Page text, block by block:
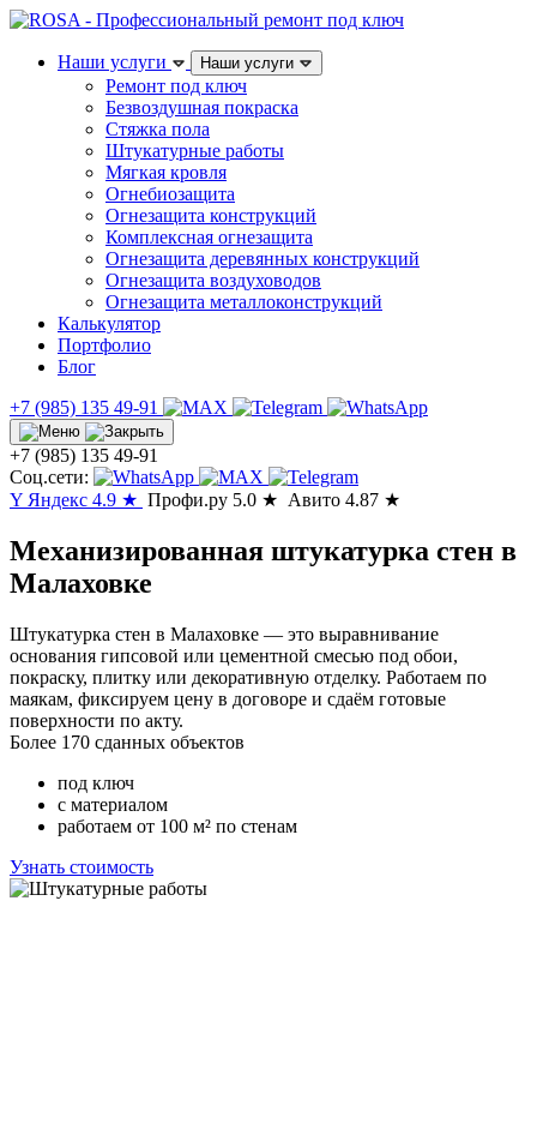
Наши услуги Наши услуги
Ремонт под ключ
Безвоздушная покраска
Стяжка пола
Штукатурные работы
Мягкая кровля
Огнебиозащита
Огнезащита конструкций
Комплексная огнезащита
Огнезащита деревянных конструкций
Огнезащита воздуховодов
Огнезащита металлоконструкций
Калькулятор
Портфолио
Блог
+7 (985) 135 49-91
+7 (985) 135 49-91
Соц.сети:
Y Яндекс 4.9 ★ Профи.ру 5.0 ★ Авито 4.87 ★
Механизированная штукатурка стен в
Малаховке
Штукатурка стен в Малаховке — это выравнивание
основания гипсовой или цементной смесью под обои,
покраску, плитку или декоративную отделку. Работаем по
маякам, фиксируем цену в договоре и сдаём готовые
поверхности по акту.
Более 170 сданных объектов
под ключ
с материалом
работаем от 100 м² по стенам
Узнать стоимость